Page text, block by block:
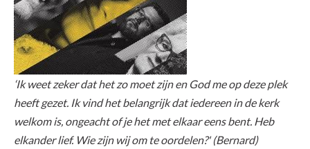
‘Ik weet zeker dat het zo moet zijn en God me op deze plek
heeft gezet. Ik vind het belangrijk dat iedereen in de kerk
welkom is, ongeacht of je het met elkaar eens bent. Heb
elkander lief. Wie zijn wij om te oordelen?' (Bernard)